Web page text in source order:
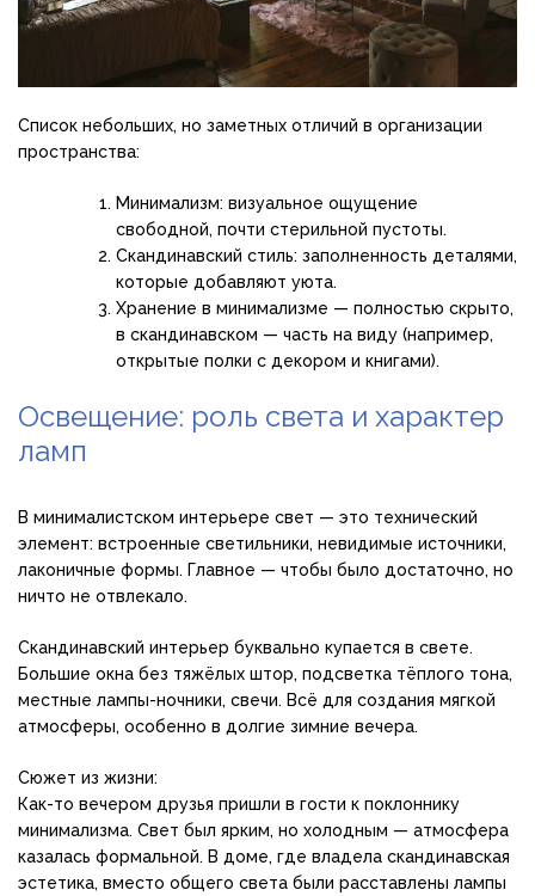
Список небольших, но заметных отличий в организации
пространства:
Минимализм: визуальное ощущение
свободной, почти стерильной пустоты.
Скандинавский стиль: заполненность деталями,
которые добавляют уюта.
Хранение в минимализме — полностью скрыто,
в скандинавском — часть на виду (например,
открытые полки с декором и книгами).
Освещение: роль света и характер
ламп
В минималистском интерьере свет — это технический
элемент: встроенные светильники, невидимые источники,
лаконичные формы. Главное — чтобы было достаточно, но
ничто не отвлекало.
Скандинавский интерьер буквально купается в свете.
Большие окна без тяжёлых штор, подсветка тёплого тона,
местные лампы-ночники, свечи. Всё для создания мягкой
атмосферы, особенно в долгие зимние вечера.
Сюжет из жизни:
Как-то вечером друзья пришли в гости к поклоннику
минимализма. Свет был ярким, но холодным — атмосфера
казалась формальной. В доме, где владела скандинавская
эстетика, вместо общего света были расставлены лампы